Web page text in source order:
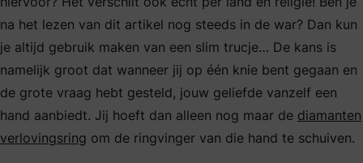
na het lezen van dit artikel nog steeds in de war? Dan kun
je altijd gebruik maken van een slim trucje… De kans is
namelijk groot dat wanneer jij op één knie bent gegaan en
de grote vraag hebt gesteld, jouw geliefde vanzelf een
hand aanbiedt. Jij hoeft dan alleen nog maar de diamanten
verlovingsring om de ringvinger van die hand te schuiven.